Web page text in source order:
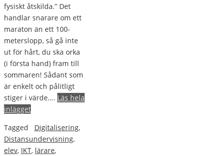
fysiskt åtskilda.” Det
handlar snarare om ett
maraton än ett 100-
meterslopp, så gå inte
ut för hårt, du ska orka
(i första hand) fram till
sommaren! Sådant som
är enkelt och pålitligt
stiger i värde…. Läs hela
inlägget
Tagged
Digitalisering,
Distansundervisning,
elev, IKT, lärare,